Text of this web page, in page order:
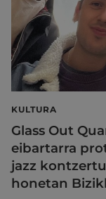
KULTURA
Glass Out
eibartarra
jazz
honetan